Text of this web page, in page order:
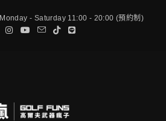
Monday - Saturday 11:00 - 20:00 (預約制)